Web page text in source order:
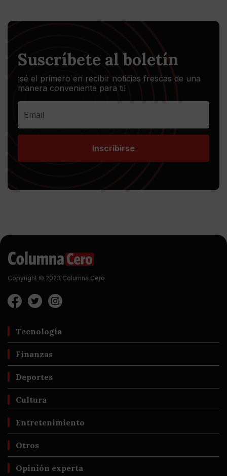
Suscríbete al boletín
¡sé el primero en recibir noticias frescas de una
manera conveniente para ti!
Inscribirse
Copyright © 2023 Columna Cero
Tecnología
Finanzas
Deportes
Cultura
Entretenimiento
Otros
Opinión experta